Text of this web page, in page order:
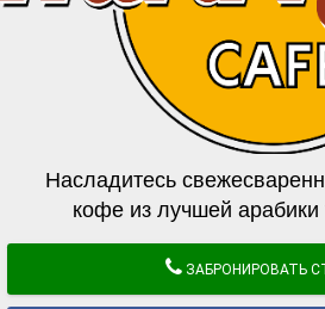
Насладитесь
кофе из лучшей арабики
ЗАБРОНИРОВАТЬ